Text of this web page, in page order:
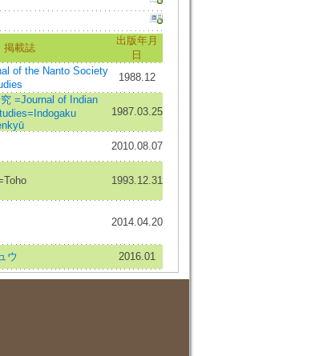
掲載誌
出版年月
日
of the Nanto Society
1988.12
=Journal of Indian
1987.03.25
2010.08.07
1993.12.31
2014.04.20
ウ 2016.01